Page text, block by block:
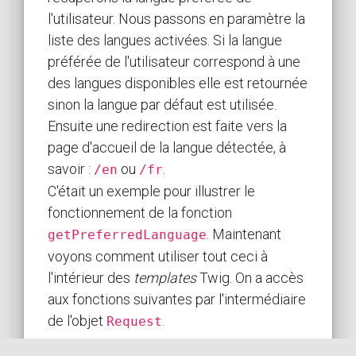
l'utilisateur. Nous passons en paramètre la
liste des langues activées. Si la langue
préférée de l'utilisateur correspond à une
des langues disponibles elle est retournée
sinon la langue par défaut est utilisée.
Ensuite une redirection est faite vers la
page d'accueil de la langue détectée, à
savoir : /en ou /fr.
C'était un exemple pour illustrer le
fonctionnement de la fonction
getPreferredLanguage. Maintenant
voyons comment utiliser tout ceci à
l'intérieur des templatesTwig. On a accès
aux fonctions suivantes par l'intermédiaire
de l'objet Request.